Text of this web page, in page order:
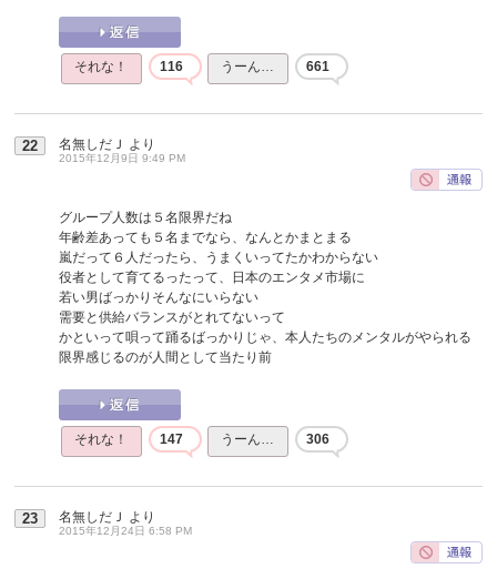
それな！ 116 うーん… 661
22 名無しだＪ より
2015年12月9日 9:49 PM
グループ人数は５名限界だね
年齢差あっても５名までなら、なんとかまとまる
嵐だって６人だったら、うまくいってたかわからない
役者として育てるったって、日本のエンタメ市場に
若い男ばっかりそんなにいらない
需要と供給バランスがとれてないって
かといって唄って踊るばっかりじゃ、本人たちのメンタルがやられる
限界感じるのが人間として当たり前
それな！ 147 うーん… 306
23 名無しだＪ より
2015年12月24日 6:58 PM